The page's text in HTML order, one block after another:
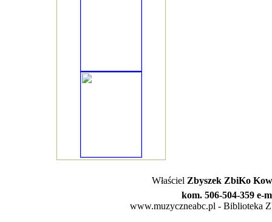
Właściel Zbyszek ZbiKo
kom. 506-504-359 e-
www.muzyczneabc.pl - Biblioteka